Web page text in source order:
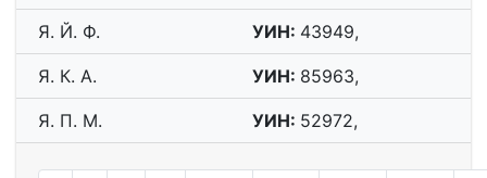
Я. Й. Ф. УИН: 43949,
Я. К. А. УИН: 85963,
Я. П. М. УИН: 52972,